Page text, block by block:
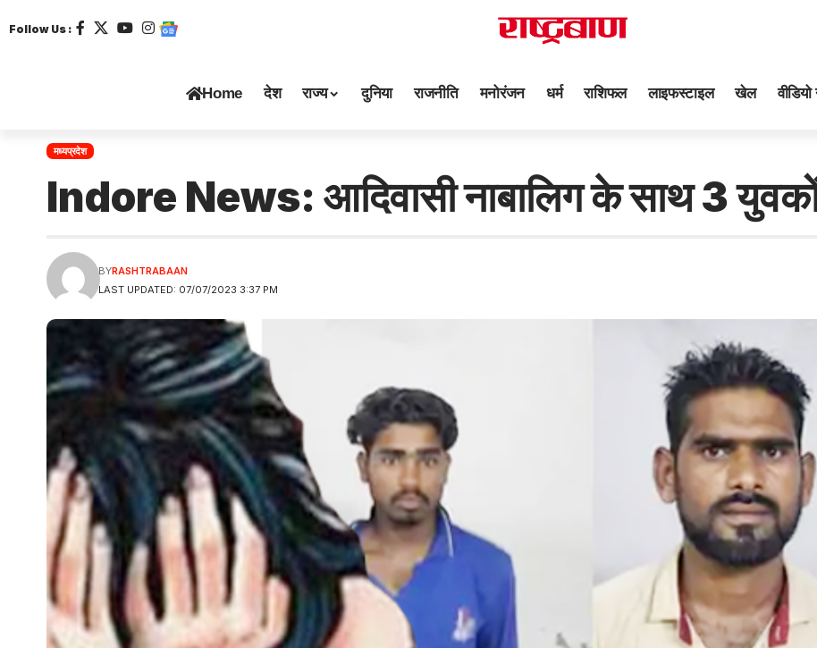
Follow Us :
Home देश राज्य दुनिया राजनीति मनोरंजन धर्म राशिफल लाइफस्टाइल खेल
मध्यप्रदेश
Indore News: आदिवासी नाबालिग के साथ 3
LAST UPDATED: 07/07/2023 3:37 PM
BYRASHTRABAAN